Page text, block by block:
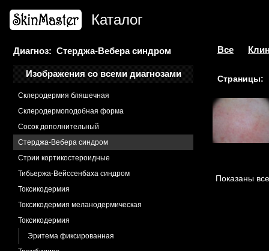
Каталог
Диагноз: Стерджа-Вебера синдром
Изображения со всеми диагнозами
Рубец атрофический
Саркома Капоши
Сахарный диабет
Склеродермия
Склеродермия бляшечная
Склеродермоподобная форма
Сосок дополнительный
Стерджа-Вебера синдром
Стрии кортикостероидные
Тибьержа-Вейссенбаха синдром
Токсикодермия
Токсикодермия меланодермическая
Токсикодермия
Эритема фиксированная
Все
Страницы:
Показаны